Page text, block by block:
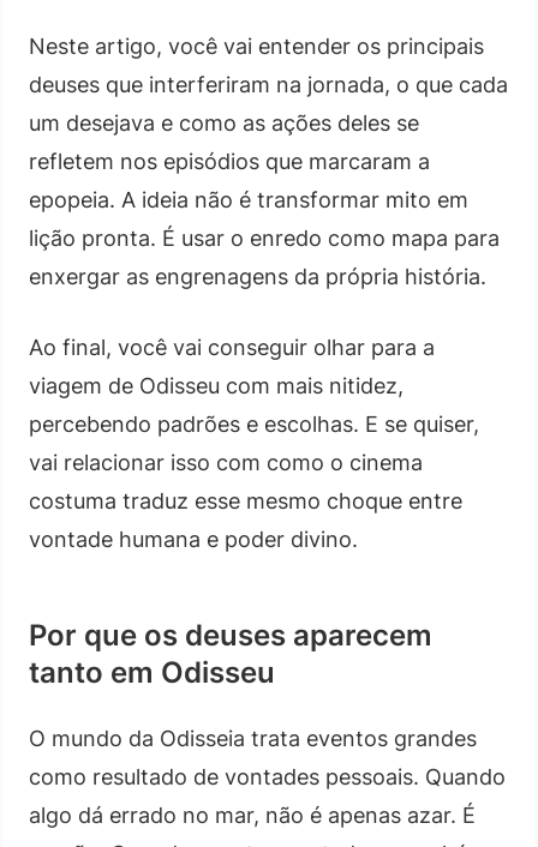
Neste artigo, você vai entender os principais
deuses que interferiram na jornada, o que cada
um desejava e como as ações deles se
refletem nos episódios que marcaram a
epopeia. A ideia não é transformar mito em
lição pronta. É usar o enredo como mapa para
enxergar as engrenagens da própria história.
Ao final, você vai conseguir olhar para a
viagem de Odisseu com mais nitidez,
percebendo padrões e escolhas. E se quiser,
vai relacionar isso com como o cinema
costuma traduz esse mesmo choque entre
vontade humana e poder divino.
Por que os deuses aparecem
tanto em Odisseu
O mundo da Odisseia trata eventos grandes
como resultado de vontades pessoais. Quando
algo dá errado no mar, não é apenas azar. É